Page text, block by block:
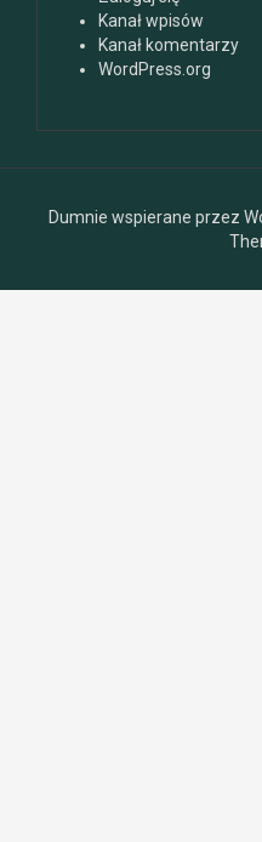
Kanał wpisów
Kanał komentarzy
WordPress.org
Dumnie wspierane przez